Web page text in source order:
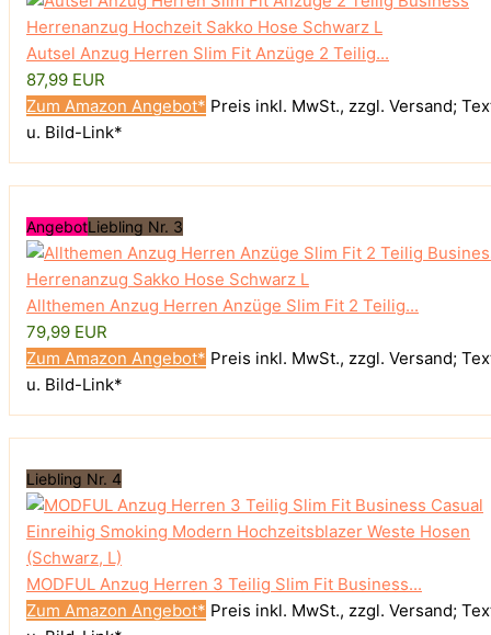
Autsel Anzug Herren Slim Fit Anzüge 2 Teilig...
87,99 EUR
Zum Amazon Angebot* Preis inkl. MwSt., zzgl. Versand;
u. Bild-Link*
AngebotLiebling Nr. 3
Allthemen Anzug Herren Anzüge Slim Fit 2 Teilig...
79,99 EUR
Zum Amazon Angebot* Preis inkl. MwSt., zzgl. Versand;
u. Bild-Link*
Liebling Nr. 4
MODFUL Anzug Herren 3 Teilig Slim Fit Business...
Zum Amazon Angebot* Preis inkl. MwSt., zzgl. Versand;